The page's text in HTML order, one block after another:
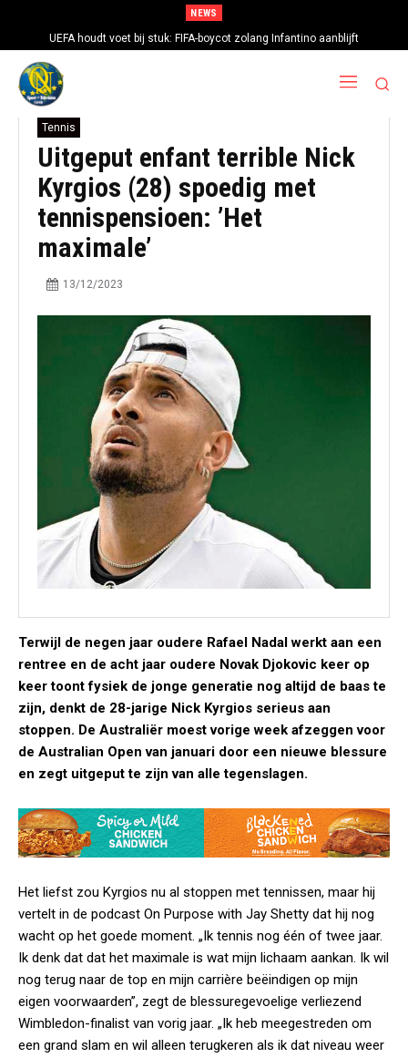
NEWS
UEFA houdt voet bij stuk: FIFA-boycot zolang Infantino aanblijft
Tennis
Uitgeput enfant terrible Nick
Kyrgios (28) spoedig met
tennispensioen: ’Het
maximale’
13/12/2023
Terwijl de negen jaar oudere Rafael Nadal werkt aan een
rentree en de acht jaar oudere Novak Djokovic keer op
keer toont fysiek de jonge generatie nog altijd de baas te
zijn, denkt de 28-jarige Nick Kyrgios serieus aan
stoppen. De Australiër moest vorige week afzeggen voor
de Australian Open van januari door een nieuwe blessure
en zegt uitgeput te zijn van alle tegenslagen.
Het liefst zou Kyrgios nu al stoppen met tennissen, maar hij
vertelt in de podcast On Purpose with Jay Shetty dat hij nog
wacht op het goede moment. „Ik tennis nog één of twee jaar.
Ik denk dat dat het maximale is wat mijn lichaam aankan. Ik wil
nog terug naar de top en mijn carrière beëindigen op mijn
eigen voorwaarden”, zegt de blessuregevoelige verliezend
Wimbledon-finalist van vorig jaar. „Ik heb meegestreden om
een grand slam en wil alleen terugkeren als ik dat niveau weer